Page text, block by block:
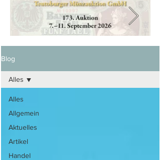
Blog
Alles
Allgemein
Aktuelles
Artikel
Handel
Alles